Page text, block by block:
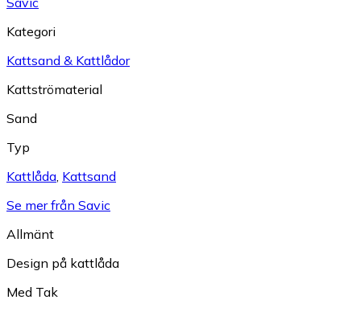
Kategori
Kattsand & Kattlådor
Kattströmaterial
Sand
Typ
Kattlåda, Kattsand
Se mer från Savic
Allmänt
Design på kattlåda
Med Tak